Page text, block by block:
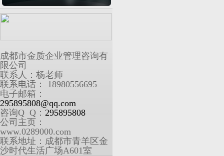
成都市金质企业管理咨询有
限公司
联系人：杨老师
联系电话： 18980556695
电子邮箱：
295895808@qq.com
咨询Q Q： 295895808
公司主页：
www.0289000.com
联系地址：成都市青羊区金
沙时代生活广场A601室